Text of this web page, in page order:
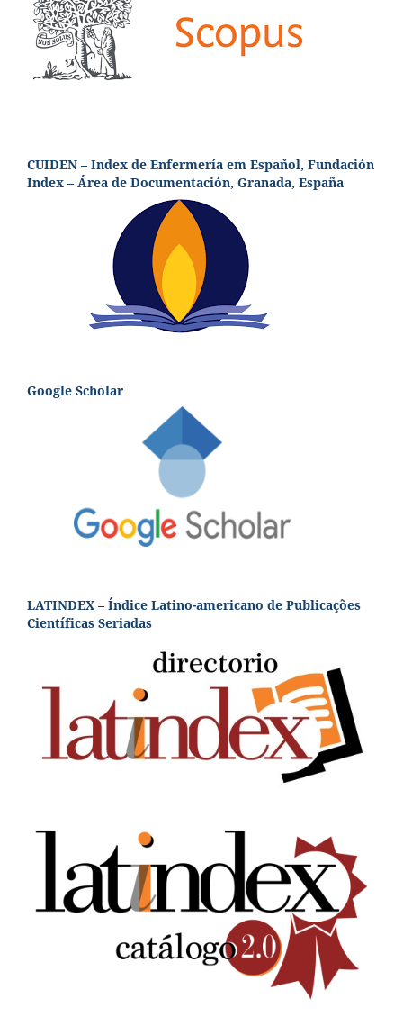
CUIDEN – Index de Enfermería em Español, Fundación
Index – Área de Documentación, Granada, España
Google Scholar
LATINDEX – Índice Latino-americano de Publicações
Científicas Seriadas